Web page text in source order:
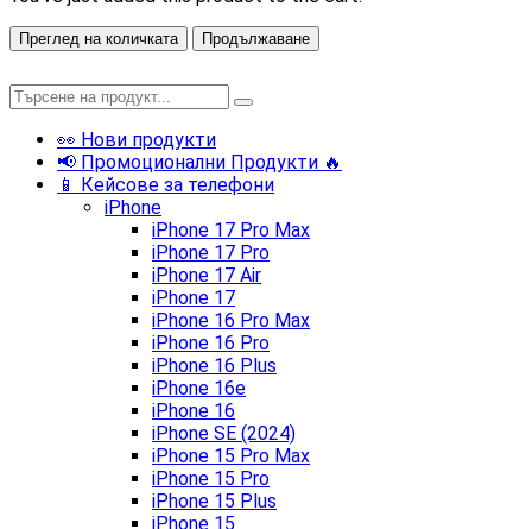
Преглед на количката Продължаване
👀 Нови продукти
📢 Промоционални Продукти 🔥
📱 Кейсове за телефони
iPhone
iPhone 17 Pro Max
iPhone 17 Pro
iPhone 17 Air
iPhone 17
iPhone 16 Pro Max
iPhone 16 Pro
iPhone 16 Plus
iPhone 16e
iPhone 16
iPhone SE (2024)
iPhone 15 Pro Max
iPhone 15 Pro
iPhone 15 Plus
iPhone 15